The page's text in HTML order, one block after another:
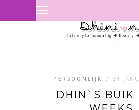
PERSOONLIJK / 31
DHIN`S BUIK